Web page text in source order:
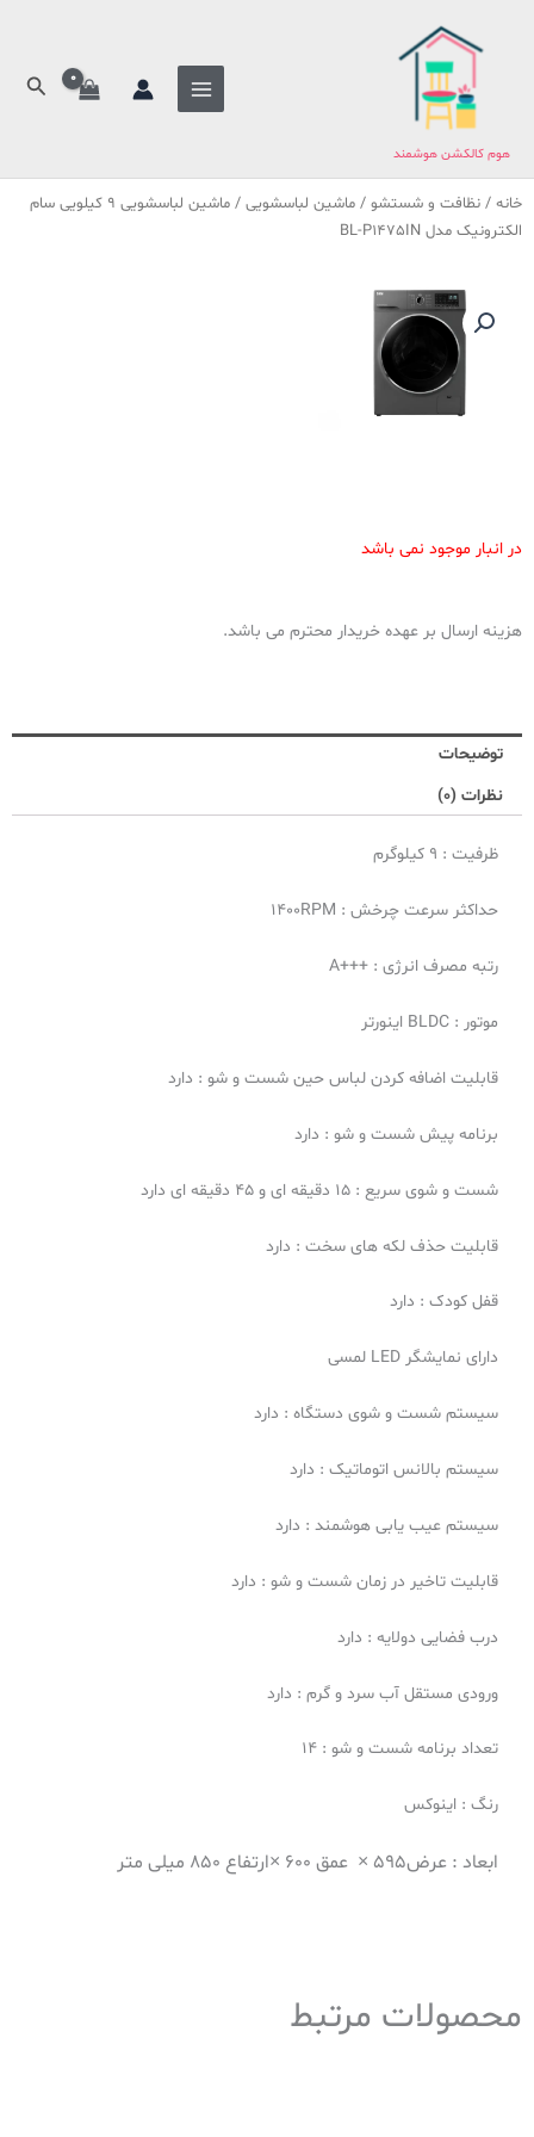
هوم کالکشن هوشمند
خانه / نظافت و شستشو / ماشین لباسشویی
/ ماشین لباسشویی 9 کیلویی سام
الکترونیک مدل BL-P1475IN
در انبار موجود نمی باشد
هزینه ارسال بر عهده خریدار محترم می باشد.
توضیحات
نظرات (0)
ظرفیت : 9 کیلوگرم
حداکثر سرعت چرخش : 1400RPM
رتبه مصرف انرژی : +++A
موتور : BLDC اینورتر
قابلیت اضافه کردن لباس حین شست و شو : دارد
برنامه پیش شست و شو : دارد
شست و شوی سریع : 15 دقیقه ای و 45 دقیقه ای دارد
قابلیت حذف لکه های سخت : دارد
قفل کودک : دارد
دارای نمایشگر LED لمسی
سیستم شست و شوی دستگاه : دارد
سیستم بالانس اتوماتیک : دارد
سیستم عیب یابی هوشمند : دارد
قابلیت تاخیر در زمان شست و شو : دارد
درب فضایی دولایه : دارد
ورودی مستقل آب سرد و گرم : دارد
تعداد برنامه شست و شو : 14
رنگ : اینوکس
ابعاد : عرض595 × عمق 600 ×ارتفاع 850 میلی متر
محصولات مرتبط